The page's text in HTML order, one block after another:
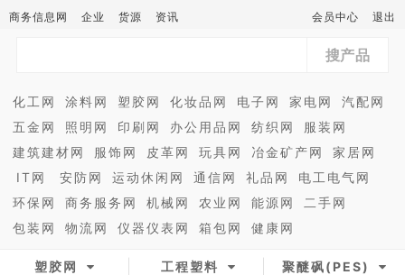
商务信息网 企业 货源 资讯 会员中心 退出
搜产品
化工网 涂料网 塑胶网 化妆品网 电子网 家电网
汽配网
五金网
照明网 印刷网 办公用品网 纺织网
服装网
建筑建材网
服饰网 皮革网 玩具网 冶金矿产网
家居网
IT网
安防网 运动休闲网 通信网 礼品网
电工电气网
环保网
商务服务网 机械网 农业网 能源网
二手网
包装网
物流网 仪器仪表网 箱包网 健康网
塑胶网 工程塑料 聚醚砜(PES)